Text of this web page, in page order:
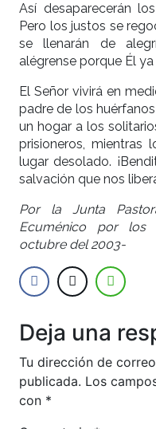
Así desaparecerán
Pero los justos se
se llenarán de
alégrense porque Él
El Señor vivirá en
padre de los
un hogar a los
prisioneros, mientras
lugar desolado.
salvación que nos
Por la Junta
Ecuménico por los
octubre del 2003-
Deja una
Tu dirección de
publicada. Los
con *